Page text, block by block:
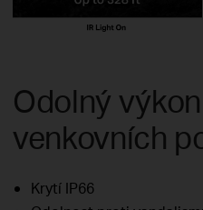
Odolný
venkovních
Krytí IP66